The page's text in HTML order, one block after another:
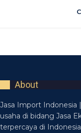
About
Jasa Import Indonesia
usaha di bidang Jasa
terpercaya di